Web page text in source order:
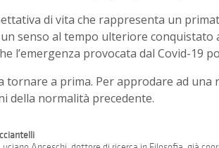
di vita che rappresenta un
senso al tempo ulteriore conquistato
l’emergenza provocata dal Covid-19
tornare a prima. Per approdare ad
della normalità precedente.